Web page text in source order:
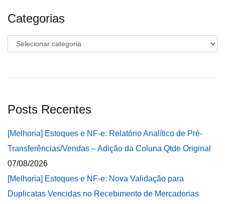
Categorias
Categorias
Posts Recentes
[Melhoria] Estoques e NF-e: Relatório Analítico de Pré-
Transferências/Vendas – Adição da Coluna Qtde Original
07/08/2026
[Melhoria] Estoques e NF-e: Nova Validação para
Duplicatas Vencidas no Recebimento de Mercadorias